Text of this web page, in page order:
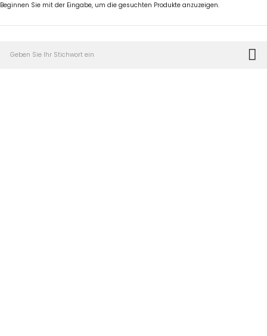
Beginnen Sie mit der Eingabe, um die gesuchten Produkte anzuzeigen.